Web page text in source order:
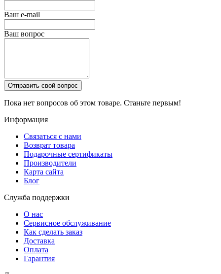
Ваш e-mail
Ваш вопрос
Отправить свой вопрос
Пока нет вопросов об этом товаре. Станьте первым!
Информация
Связаться с нами
Возврат товара
Подарочные сертификаты
Производители
Карта сайта
Блог
Служба поддержки
О нас
Сервисное обслуживание
Как сделать заказ
Доставка
Оплата
Гарантия